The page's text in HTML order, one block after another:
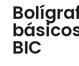
BIC